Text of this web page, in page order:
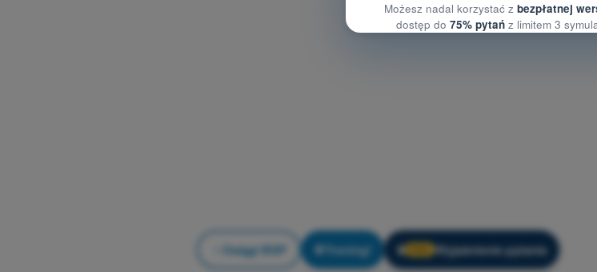
Osiągi BSP Trening! 🔒 Wyjaśnienie pytania
Możesz nadal korzystać z bezpłatnej
dostęp do 75% pytań z limitem 3